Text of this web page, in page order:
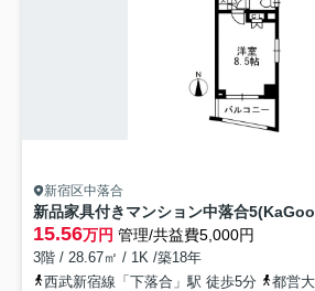
新宿区中落合
新品家具付きマンション中落合
15.56万円 管理/共益費5,000円
3階 / 28.67㎡ / 1K /築18年
西武新宿線「下落合」駅 徒歩5分
都営大